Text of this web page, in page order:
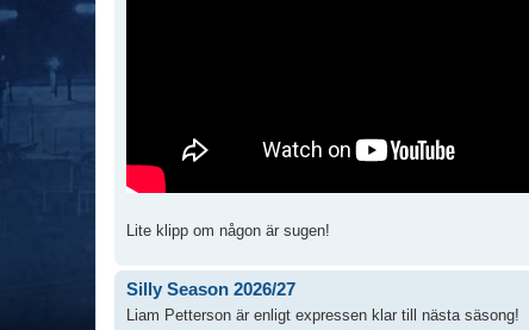
Lite klipp om någon är sugen!
Silly Season 2026/27
Liam Petterson är enligt expressen klar till nästa säsong!